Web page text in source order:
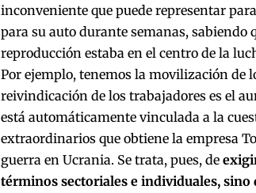
inconveniente que puede representar
para su auto durante semanas, sabiendo
reproducción estaba en el centro de la
Por ejemplo, tenemos la movilización de
reivindicación de los trabajadores es el
está automáticamente vinculada a la
extraordinarios que obtiene la empresa
guerra en Ucrania. Se trata, pues, de
términos sectoriales e individuales,